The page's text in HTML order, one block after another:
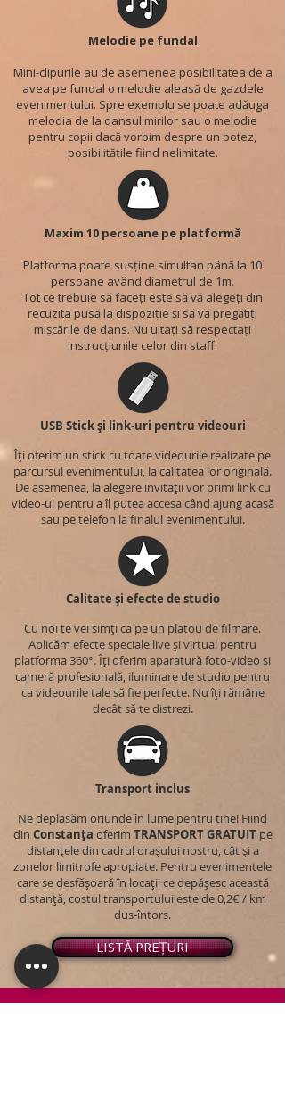
Melodie pe fundal
Mini-clipurile au de asemenea posibilitatea de a
avea pe fundal o melodie aleasă de gazdele
evenimentului. Spre exemplu se poate adăuga
melodia de la dansul mirilor sau o melodie
pentru copii dacă vorbim despre un botez,
posibilitățile fiind nelimitate.
Maxim 10 persoane pe platformă
Platforma poate susține simultan până la 10
persoane având diametrul de 1m.
Tot ce trebuie să faceți este să vă alegeți din
recuzita pusă la dispoziție și să vă pregătiți
mișcările de dans. Nu uitați să respectați
instrucțiunile celor din staff.
USB Stick și link-uri pentru videouri
Îți oferim un stick cu toate videourile realizate pe
parcursul evenimentului, la calitatea lor originală.
De asemenea, la alegere invitații vor primi link cu
video-ul pentru a îl putea accesa când ajung acasă
sau pe telefon la finalul evenimentului.
Calitate și efecte de studio
Cu noi te vei simți ca pe un platou de filmare.
Aplicăm efecte speciale live și virtual pentru
platforma 360°. Îți oferim aparatură foto-video si
cameră profesională, iluminare de studio pentru
ca videourile tale să fie perfecte. Nu îți rămâne
decât să te distrezi.
Transport inclus
Ne deplasăm oriunde în lume pentru tine! Fiind
din Constanța oferim TRANSPORTGRATUITpe
distanțele din cadrul orașului nostru, cât și a
zonelor limitrofe apropiate. Pentru evenimentele
care se desfășoară în locații ce depășesc această
distanță, costul transportului este de 0,2€ / km
dus-întors.
LISTĂ PREȚURI